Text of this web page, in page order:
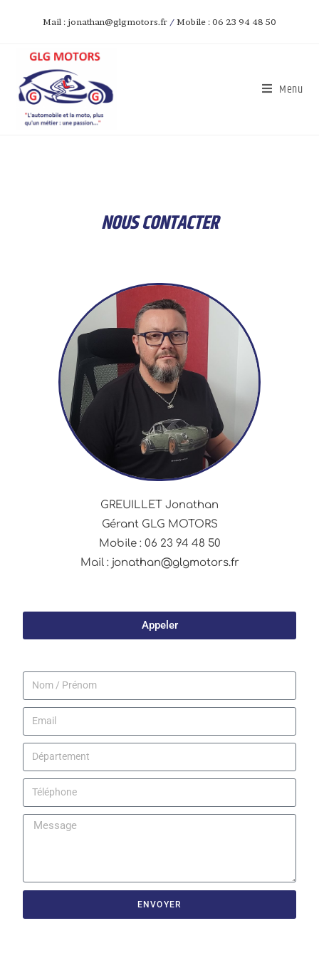
Mail : jonathan@glgmotors.fr / Mobile : 06 23 94 48 50
Menu
NOUS CONTACTER
GREUILLET Jonathan
Gérant GLG MOTORS
Mobile : 06 23 94 48 50
Mail : jonathan@glgmotors.fr
Appeler
ENVOYER